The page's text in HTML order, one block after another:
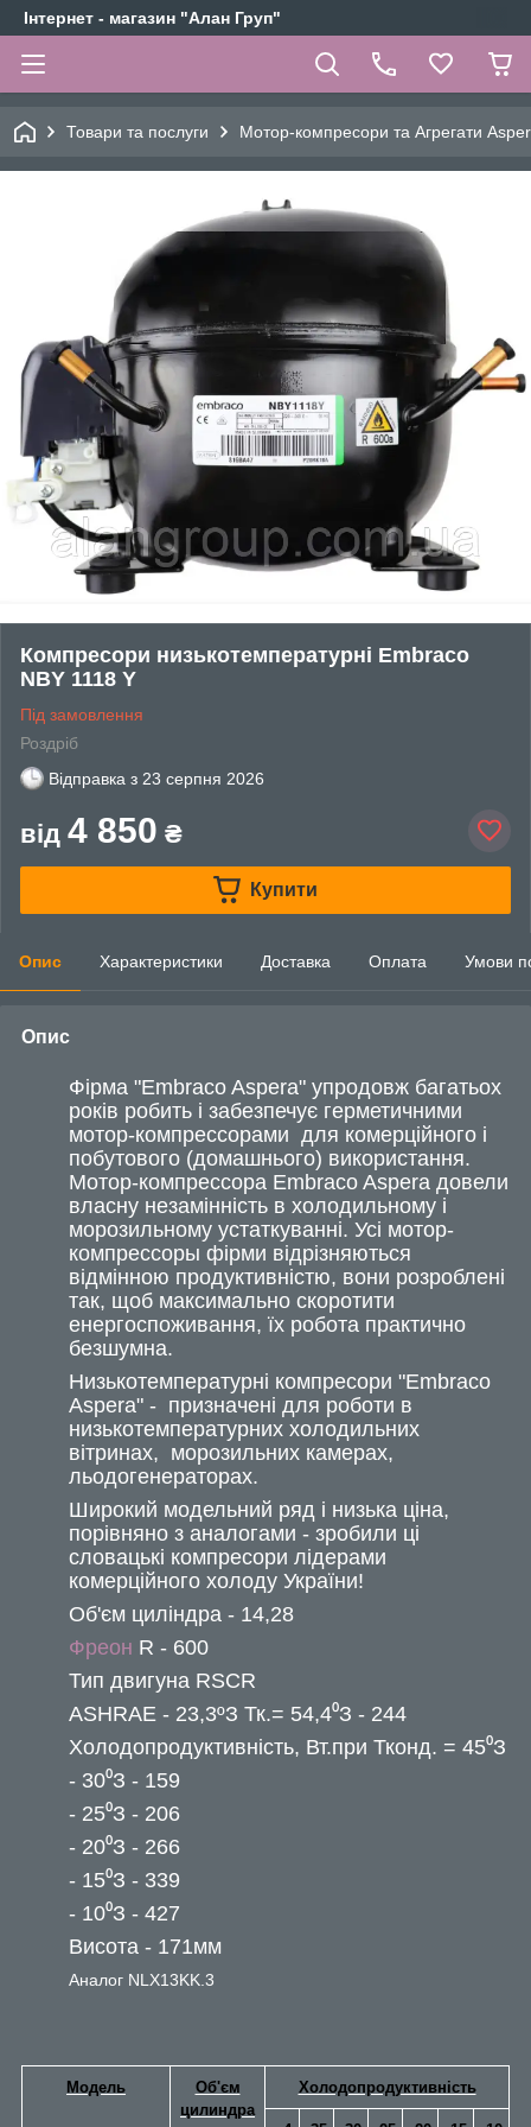
Інтернет - магазин "Алан Груп"
Товари та послуги Мотор-компресори та Агрегати
Компресори низькотемпературні Embraco
NBY 1118 Y
Під замовлення
Роздріб
Відправка з 23 серпня 2026
від 4 850 ₴
Купити
Опис Характеристики Доставка Оплата Умови
Опис
Фірма "Embraco Aspera" упродовж багатьох
років робить і забезпечує герметичними
мотор-компрессорами для комерційного і
побутового (домашнього) використання.
Мотор-компрессора Embraco Aspera довели
власну незамінність в холодильному і
морозильному устаткуванні. Усі мотор-
компрессоры фірми відрізняються
відмінною продуктивністю, вони розроблені
так, щоб максимально скоротити
енергоспоживання, їх робота практично
безшумна.
Низькотемпературні компресори "Embraco
Aspera" - призначені для роботи в
низькотемпературних холодильних
вітринах, морозильних камерах,
льодогенераторах.
Широкий модельний ряд і низька ціна,
порівняно з аналогами - зробили ці
словацькі компресори лідерами
комерційного холоду України!
Об'єм циліндра - 14,28
Фреон R - 600
Тип двигуна RSСR
ASHRAE - 23,3ºЗ Тк.= 54,4⁰З - 244
Холодопродуктивність, Вт.при Тконд. = 45⁰З
- 30⁰З - 159
- 25⁰З - 206
- 20⁰З - 266
- 15⁰З - 339
- 10⁰З - 427
Висота - 171мм
Аналог NLХ13KK.3
Модель
Об'єм
цилиндра
Холодопродуктивність